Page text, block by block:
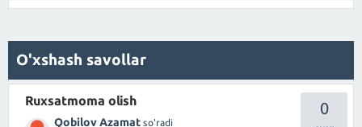
O'xshash savollar
0
Ruxsatmoma olish
Qobilov Azamat so'radi